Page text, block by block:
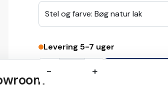
Stel og farve: Bøg natur lak
Levering 5-7 uger
- +